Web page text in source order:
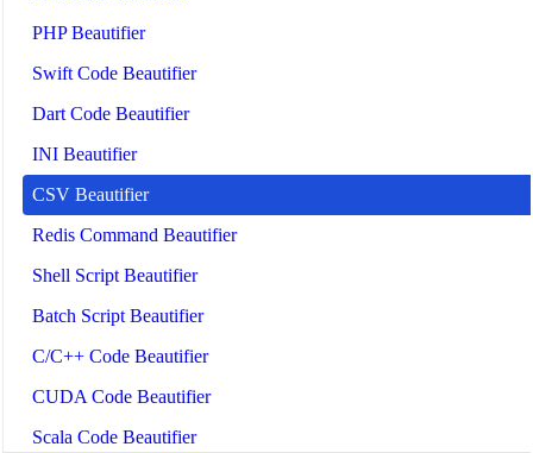
PHP Beautifier
Swift Code Beautifier
Dart Code Beautifier
INI Beautifier
CSV Beautifier
Redis Command Beautifier
Shell Script Beautifier
Batch Script Beautifier
C/C++ Code Beautifier
CUDA Code Beautifier
Scala Code Beautifier